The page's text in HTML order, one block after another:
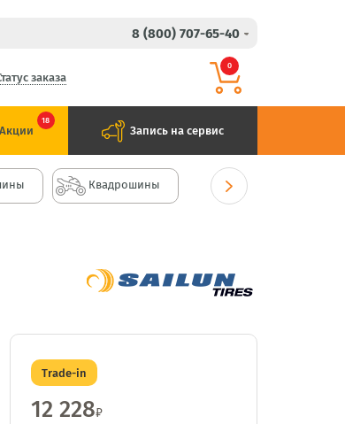
8 (800) 707-65-40
заказа
0
Акции
18
Запись на сервис
Квадрошины
Trade-in
12 228₽